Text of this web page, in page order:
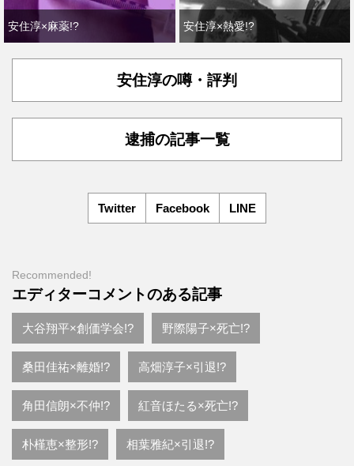
安住淳×麻薬!? 安住淳×熱愛!?
安住淳の噂・評判
逮捕の記事一覧
Twitter Facebook LINE
Recommended!
エディターコメントのある記事
大谷翔平×創価学会!? 野際陽子×死亡!?
桑田佳祐×離婚!? 高畑淳子×引退!?
角田信朗×不仲!? 紅音ほたる×死亡!?
朴槿恵×整形!? 相葉雅紀×引退!?